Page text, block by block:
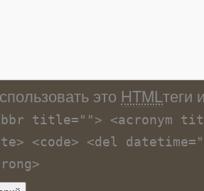
это HTMLтеги
title=""> <acronym
<code> <del